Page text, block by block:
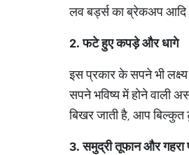
लव बर्ड्स का ब्रेकअप
2.फटेहुएकपड़ेऔरधागे
इस प्रकार के सपने भी
सपने भविष्य में होने वाली
बिखर जाती है, आप
3.समुद्रीतूफानऔरगहरा